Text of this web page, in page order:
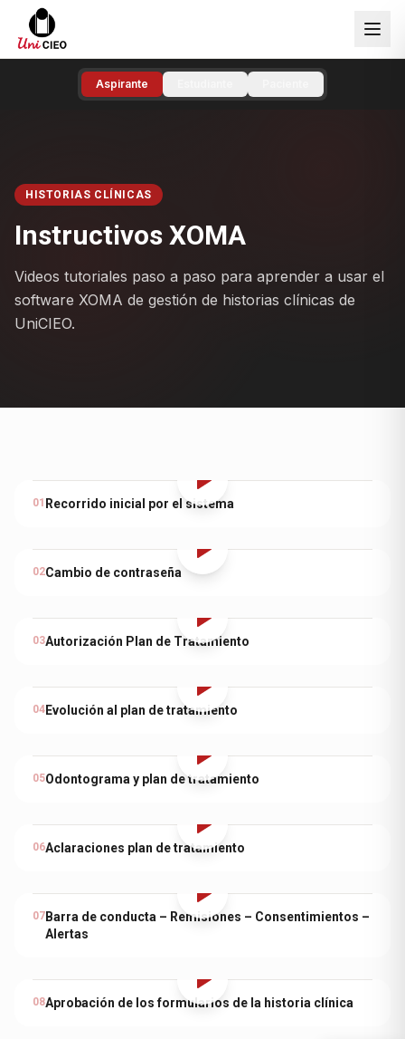
Aspirante
HISTORIAS CLÍNICAS
Instructivos XOMA
Videos tutoriales paso a paso para aprender a usar el
software XOMA de gestión de historias clínicas de
UniCIEO.
01 Recorrido inicial por el sistema
02Cambio de contraseña
03Autorización Plan de Tratamiento
04 Evolución al plan de tratamiento
05Odontograma y plan de tratamiento
06Aclaraciones plan de tratamiento
07 Barra de conducta – Remisiones – Consentimientos –
Alertas
08Aprobación de los formularios de la historia clínica